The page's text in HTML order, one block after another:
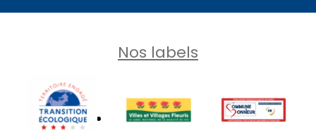
Nos labels